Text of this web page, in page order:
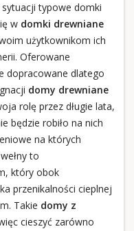
typowe domki
w domki drewniane
użytkownikom ich
Oferowane
dopracowane dlatego
domy drewniane
rolę przez długie lata,
będzie robiło na nich
na których
to
który obok
przenikalności cieplnej
Takie domy z
cieszyć zarówno